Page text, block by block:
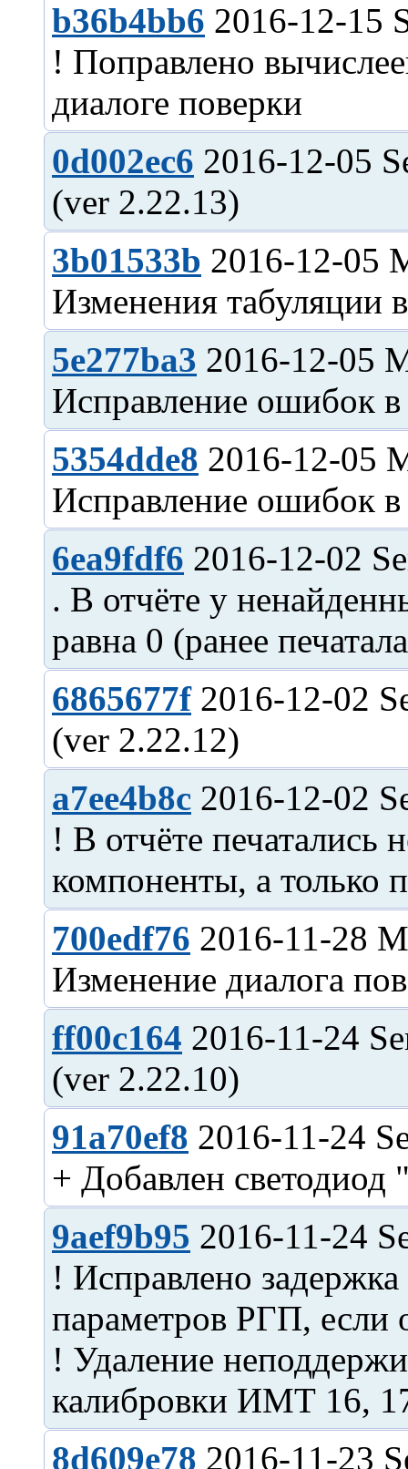
b36b4bb6 2016-12-15
! Поправлено
0d002ec6 2016-12-05
3b01533b 2016-12-05
5e277ba3 2016-12-05
5354dde8 2016-12-05
6ea9fdf6 2016-12-02
. В отчёте у
6865677f2016-12-02
a7ee4b8c 2016-12-02
! В отчёте печатались
700edf76 2016-11-28
ff00c164 2016-11-24
91a70ef8 2016-11-24
9aef9b95 2016-11-24
! Исправлено
параметров РГП, если
! Удаление
8d609e78 2016-11-23